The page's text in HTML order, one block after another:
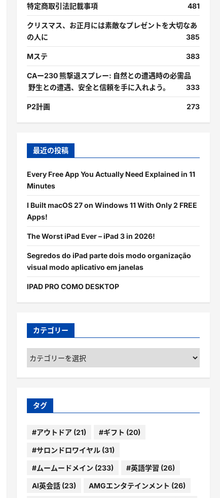
特定商取引法記載事項 481
クリスマス、お正月には素敵なプレゼントを大切なあ
の人に
385
Mステ 383
CAー230 熊撃退スプレー: 自然との遭遇時の必需品
野生との遭遇、安全と信頼を手に入れよう。
333
P2計画 273
最近の投稿
Every Free App You Actually Need Explained in 11
Minutes
I Built macOS 27 on Windows 11 With Only 2 FREE
Apps!
The Worst iPad Ever – iPad 3 in 2026!
Segredos do iPad parte dois modo organização
visual modo aplicativo em janelas
IPAD PRO COMO DESKTOP
カテゴリー
カ
テ
ゴ
ー
タグ
#アウトドア(21) #ギフト (20)
#サロンドロワイヤル(31)
#ムームードメイン (233) #英語学習 (26)
AI英会話(23) AMGエンタテインメント (26)